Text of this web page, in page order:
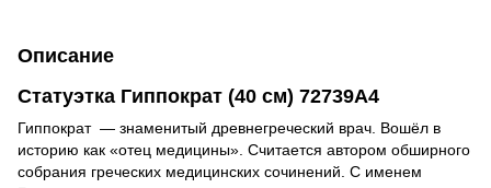
Описание
Статуэтка Гиппократ (40 см) 72739A4
Гиппократ — знаменитый древнегреческий врач. Вошёл в
историю как «отец медицины». Считается автором обширного
собрания греческих медицинских сочинений. С именем